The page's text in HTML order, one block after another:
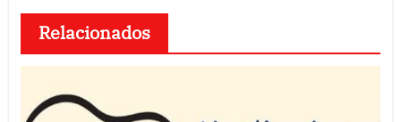
Relacionados